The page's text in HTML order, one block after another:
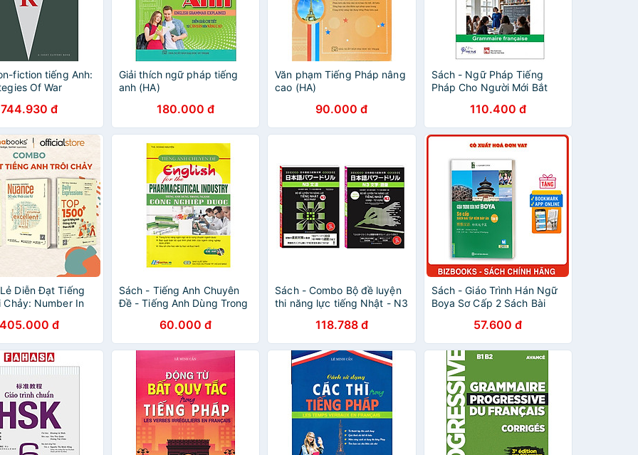
fiction tiếng Anh:
Of War
744.930 đ
Giải thích ngữ pháp tiếng
anh (HA)
180.000 đ
Văn phạm Tiếng Pháp nâng
cao (HA)
90.000 đ
Sách - Ngữ Pháp Tiếng
Pháp Cho Người Mới Bắt
110.400 đ
Diễn Đạt Tiếng
Chảy: Number In
Nuance - 50 Sắc
Từ + Top 1500+
Tiếng Anh Thông
Chủ Đề
405.000 đ
Sách - Tiếng Anh Chuyên
Đề - Tiếng Anh Dùng Trong
60.000 đ
Sách - Combo Bộ đề luyện
thi năng lực tiếng Nhật - N3
118.788 đ
Sách - Giáo Trình Hán Ngữ
Boya Sơ Cấp 2 Sách Bài
57.600 đ